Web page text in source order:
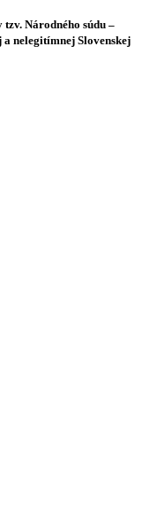
Národného súdu –
nelegitímnej Slovenskej